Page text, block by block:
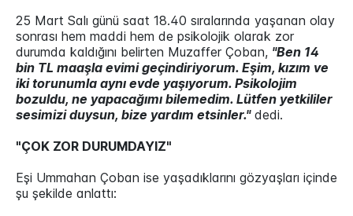
25 Mart Salı günü saat 18.40 sıralarında yaşanan olay
sonrası hem maddi hem de psikolojik olarak zor
durumda kaldığını belirten Muzaffer Çoban, "Ben 14
bin TL maaşla evimi geçindiriyorum. Eşim, kızım ve
iki torunumla aynı evde yaşıyorum. Psikolojim
bozuldu, ne yapacağımı bilemedim. Lütfen yetkililer
sesimizi duysun, bize yardım etsinler."dedi.
"ÇOK ZOR DURUMDAYIZ"
Eşi Ummahan Çoban ise yaşadıklarını gözyaşları içinde
şu şekilde anlattı: